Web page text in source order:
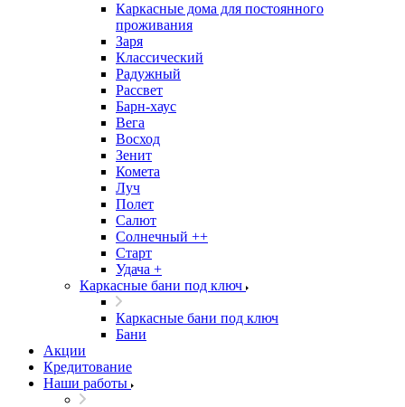
Каркасные дома для постоянного
проживания
Заря
Классический
Радужный
Рассвет
Барн-хаус
Вега
Восход
Зенит
Комета
Луч
Полет
Салют
Солнечный ++
Старт
Удача +
Каркасные бани под ключ
Каркасные бани под ключ
Бани
Акции
Кредитование
Наши работы